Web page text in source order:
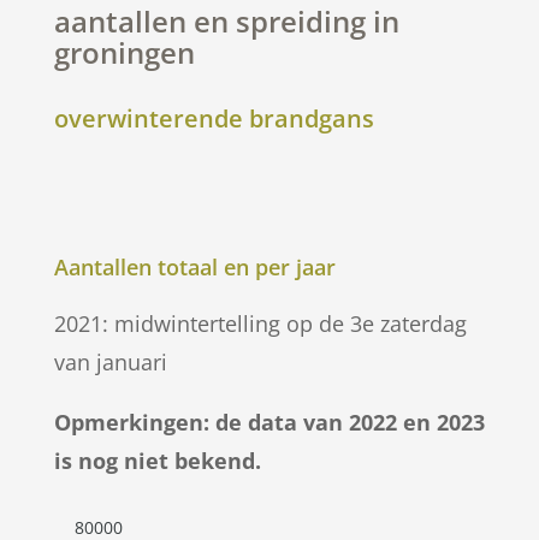
aantallen en spreiding in
groningen
overwinterende brandgans
Aantallen totaal en per jaar
2021: midwintertelling op de 3e zaterdag
van januari
Opmerkingen: de data van 2022 en 2023
is nog niet bekend.
80000